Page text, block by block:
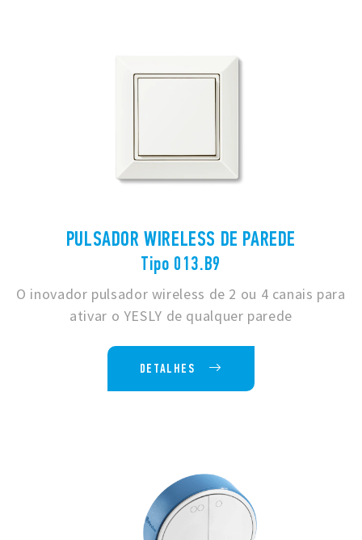
PULSADOR WIRELESS DE PAREDE
Tipo 013.B9
O inovador pulsador wireless de 2 ou 4 canais para
ativar o YESLY de qualquer parede
DETALHES